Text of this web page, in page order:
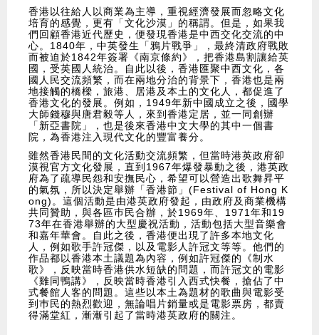
香港以往給人以商業為主導，重視經濟發展而忽略文化
培育的感覺，更有「文化沙漠」的稱謂。但是，如果我
們回顧香港近代歷史，便發現香港是中西交化交流的中
心。1840年，中英發生「鴉片戰爭」，最終清政府戰敗
而被迫於1842年簽署《南京條約》，把香港島割讓給英
國，受英國人統治。自此以後，香港匯聚中西文化，各
國人民交流頻繁，而在兩地分治的背景下，香港也是兩
地接觸的橋樑，旅港、居港及本土的文化人，都促進了
香港文化的發展。例如，1949年新中國成立之後，國學
大師錢穆與唐君毅等人，來到香港定居，並一同創辦
「新亞書院」，也是後來香港中文大學的其中一個書
院，為香港注入現代文化的豐富養分。
雖然香港民間的文化活動交流頻繁，但當時港英政府卻
漠視官方文化發展，直到1967年爆發暴動之後，港英政
府為了疏導民怨和安撫民心，希望可以營造出歌舞昇平
的氣氛，所以決定舉辦「香港節」(Festival of Hong K
ong)。這個活動是由港英政府發起，由政府及商業機構
共同贊助，與各區巿民合辦，於1969年、1971年和19
73年在香港舉辦的大型慶祝活動，活動包括大型音樂會
和嘉年華會。自此之後，香港便出現了許多本地文化
人，例如歌手許冠傑，以及電影人許冠文等等。他們的
作品都以香港本土議題為內容，例如許冠傑的《制水
歌》，反映當時香港供水短缺的問題，而許冠文的電影
《雞同鴨講》，反映當時香港引入西式快餐，搶佔了中
式餐館人客的問題。這些以本土為題材的歌曲與電影受
到巿民的熱烈歡迎，無論唱片銷量或是電影票房，都賣
得滿堂紅，漸漸引起了當時港英政府的關注。